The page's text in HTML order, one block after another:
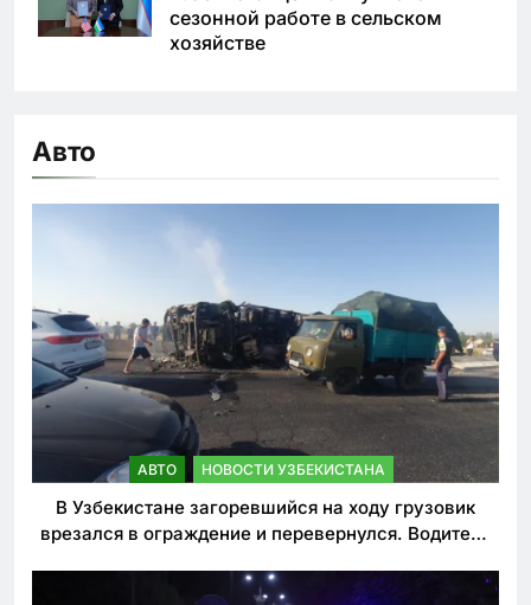
сезонной работе в сельском
хозяйстве
Авто
АВТО НОВОСТИ УЗБЕКИСТАНА
В Узбекистане загоревшийся на ходу грузовик
врезался в ограждение и перевернулся. Водитель